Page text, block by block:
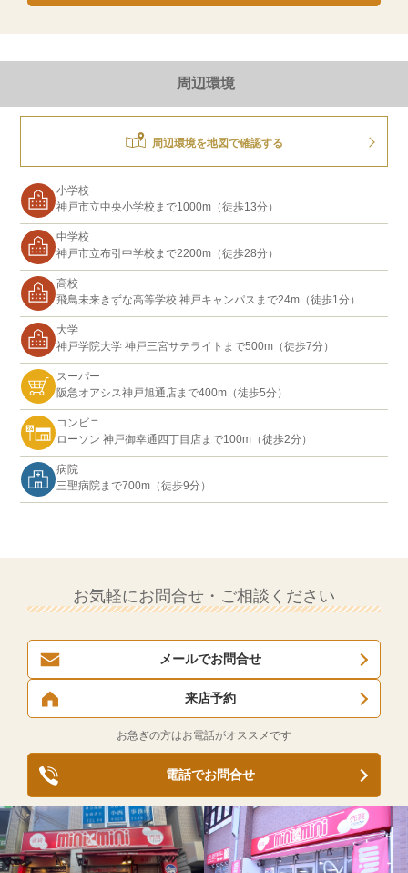
周辺環境
周辺環境を地図で確認する
小学校
神戸市立中央小学校まで1000m（徒歩13分）
中学校
神戸市立布引中学校まで2200m（徒歩28分）
高校
飛鳥未来きずな高等学校 神戸キャンパスまで24m（徒歩1分）
大学
神戸学院大学 神戸三宮サテライトまで500m（徒歩7分）
スーパー
阪急オアシス神戸旭通店まで400m（徒歩5分）
コンビニ
ローソン 神戸御幸通四丁目店まで100m（徒歩2分）
病院
三聖病院まで700m（徒歩9分）
お気軽にお問合せ・ご相談ください
メールでお問合せ
来店予約
お急ぎの方はお電話がオススメです
電話でお問合せ